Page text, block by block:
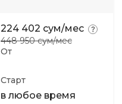
От
224 402 сум/мес
448 950 сум/мес
Старт
в любое время